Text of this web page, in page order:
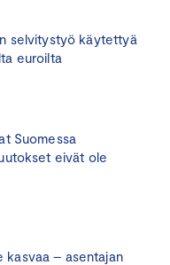
selvitystyö käytettyä
euroilta
Suomessa
eivät ole
kasvaa – asentajan